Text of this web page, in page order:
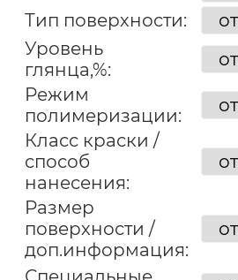
Тип поверхности:
Уровень
глянца,%:
Режим
полимеризации:
Класс краски /
способ
нанесения:
Размер
поверхности /
доп.информация: